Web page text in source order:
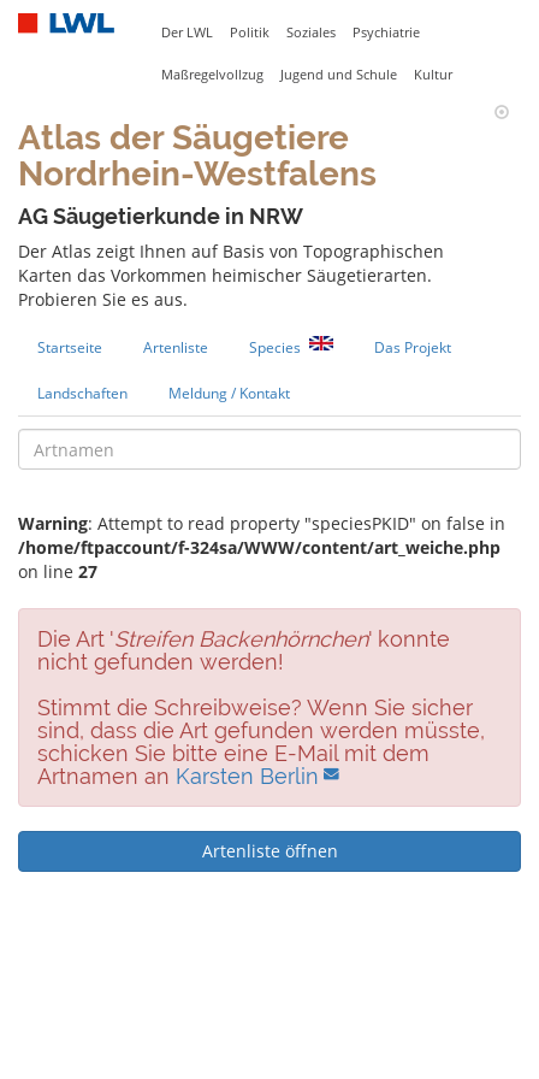
Der LWL Politik Soziales Psychiatrie
Maßregelvollzug Jugend und Schule Kultur
Atlas der Säugetiere
Nordrhein-Westfalens
AG Säugetierkunde in NRW
Der Atlas zeigt Ihnen auf Basis von Topographischen
Karten das Vorkommen heimischer Säugetierarten.
Probieren Sie es aus.
Startseite Artenliste Species Das Projekt
Landschaften Meldung / Kontakt
Warning: Attempt to read property "speciesPKID" on false in
/home/ftpaccount/f-324sa/WWW/content/art_weiche.php
on line 27
Die Art 'Streifen Backenhörnchen' konnte
nicht gefunden werden!
Stimmt die Schreibweise? Wenn Sie sicher
sind, dass die Art gefunden werden müsste,
schicken Sie bitte eine E-Mail mit dem
Artnamen an Karsten Berlin
Artenliste öffnen